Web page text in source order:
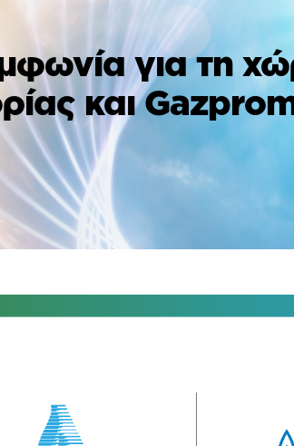
για τη
και